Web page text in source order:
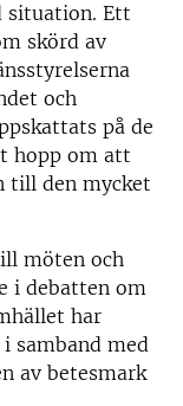
situation. Ett
skörd av
och
på de
hopp om att
till den mycket
möten och
i debatten om
har
samband med
av betesmark